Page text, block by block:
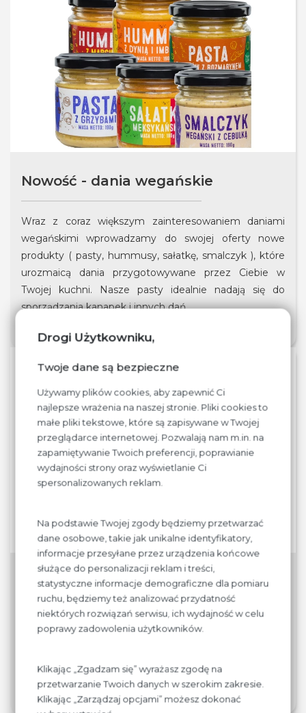
Drogi Użytkowniku,
Twoje dane są bezpieczne
Używamy plików cookies, aby zapewnić Ci
najlepsze wrażenia na naszej stronie. Pliki cookies to
małe pliki tekstowe, które są zapisywane w Twojej
przeglądarce internetowej. Pozwalają nam m.in. na
zapamiętywanie Twoich preferencji, poprawianie
wydajności strony oraz wyświetlanie Ci
spersonalizowanych reklam.
Na podstawie Twojej zgody będziemy przetwarzać
dane osobowe, takie jak unikalne identyfikatory,
informacje przesyłane przez urządzenia końcowe
służące do personalizacji reklam i treści,
statystyczne informacje demograficzne dla pomiaru
ruchu, będziemy też analizować przydatność
niektórych rozwiązań serwisu, ich wydajność w celu
poprawy zadowolenia użytkowników.
Klikając „Zgadzam się” wyrażasz zgodę na
przetwarzanie Twoich danych w szerokim zakresie.
Klikając „Zarządzaj opcjami” możesz dokonać
Nowość - dania wegańskie
Wraz z coraz większym zainteresowaniem daniami
wegańskimi wprowadzamy do swojej oferty nowe
produkty ( pasty, hummusy, sałatkę, smalczyk ), które
urozmaicą dania przygotowywane przez Ciebie w
Twojej kuchni. Nasze pasty idealnie nadają się do
sporządzania kanapek i innych dań.
Passaty, pomidory
W sierpniu do grona Naszej oferty dołączyły
produktów.